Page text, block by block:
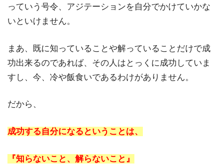
っていう号令、アジテーションを自分でかけていかな
いといけません。
まあ、既に知っていることや解っていることだけで成
功出来るのであれば、その人はとっくに成功していま
すし、今、冷や飯食いであるわけがありません。
だから、
成功する自分になるということは、
『知らないこと、解らないこと』